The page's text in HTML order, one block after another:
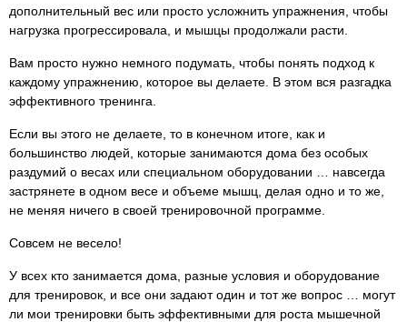
дополнительный вес или просто усложнить упражнения, чтобы
нагрузка прогрессировала, и мышцы продолжали расти.
Вам просто нужно немного подумать, чтобы понять подход к
каждому упражнению, которое вы делаете. В этом вся разгадка
эффективного тренинга.
Если вы этого не делаете, то в конечном итоге, как и
большинство людей, которые занимаются дома без особых
раздумий о весах или специальном оборудовании … навсегда
застрянете в одном весе и объеме мышц, делая одно и то же,
не меняя ничего в своей тренировочной программе.
Совсем не весело!
У всех кто занимается дома, разные условия и оборудование
для тренировок, и все они задают один и тот же вопрос … могут
ли мои тренировки быть эффективными для роста мышечной